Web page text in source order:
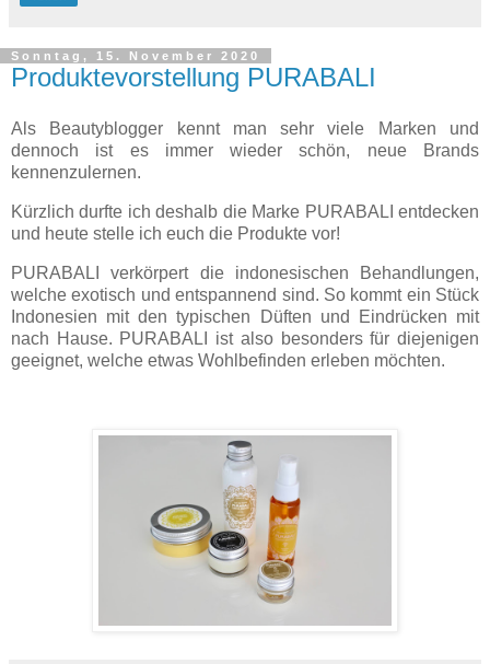
Sonntag, 15. November 2020
Produktevorstellung PURABALI
Als Beautyblogger kennt man sehr viele Marken und
dennoch ist es immer wieder schön, neue Brands
kennenzulernen.
Kürzlich durfte ich deshalb die Marke PURABALI entdecken
und heute stelle ich euch die Produkte vor!
PURABALI verkörpert die indonesischen Behandlungen,
welche exotisch und entspannend sind. So kommt ein Stück
Indonesien mit den typischen Düften und Eindrücken mit
nach Hause. PURABALI ist also besonders für diejenigen
geeignet, welche etwas Wohlbefinden erleben möchten.